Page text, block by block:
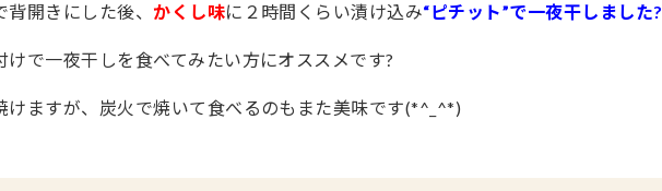
開きにした後、 かくし味に２時間くらい漬け込み“ピチット”で一夜干しました?
で一夜干しを食べてみたい方にオススメです?
けますが、炭火で焼いて食べるのもまた美味です(*^_^*)